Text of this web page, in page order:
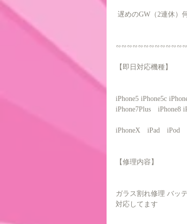
遅めのGW（2連休）
【即日対応機種】
iPhone5 iPhone5c
iPhone7Plus　iPhone8
iPhoneX　iPad　iPod
【修理内容】
ガラス割れ修理 バッ
対応してます